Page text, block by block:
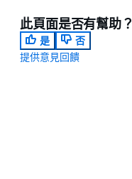
此頁面是否有幫助？
是
否
提供意見回饋